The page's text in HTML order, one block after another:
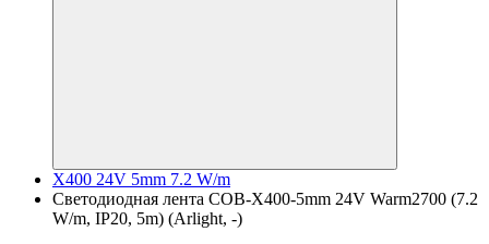
X400 24V 5mm 7.2 W/m
Светодиодная лента COB-X400-5mm 24V Warm2700 (7.2
W/m, IP20, 5m) (Arlight, -)